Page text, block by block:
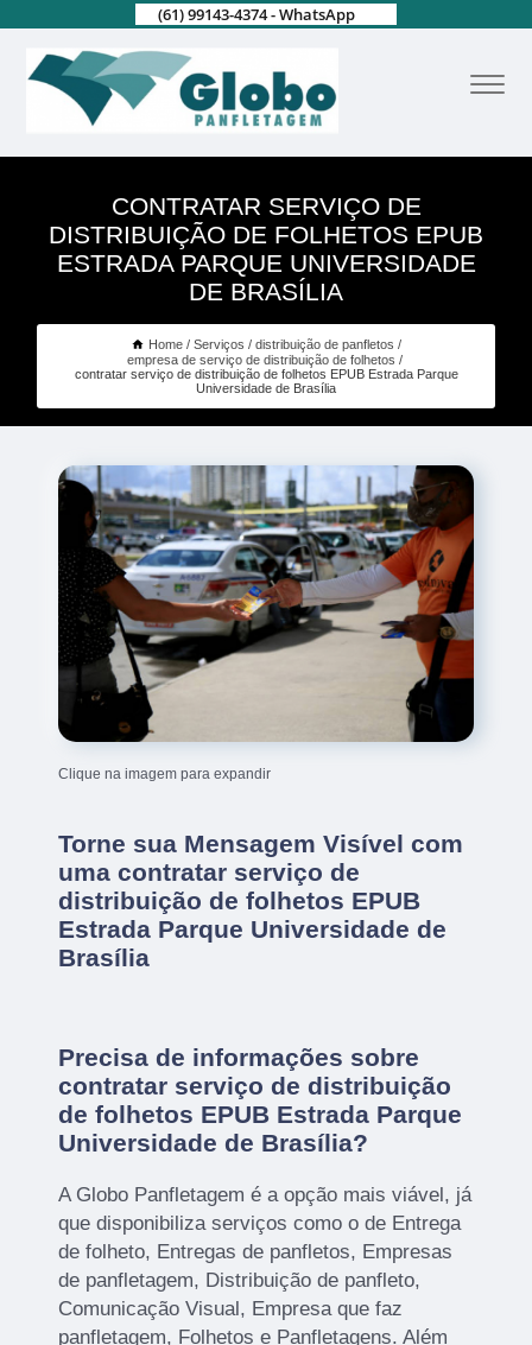
(61) 99143-4374 - WhatsApp
CONTRATAR SERVIÇO DE
DISTRIBUIÇÃO DE FOLHETOS EPUB
ESTRADA PARQUE UNIVERSIDADE
DE BRASÍLIA
Home Serviços
distribuição de panfletos
empresa de serviço de distribuição de folhetos
contratar serviço de distribuição de folhetos EPUB Estrada Parque
Universidade de Brasília
Clique na imagem para expandir
Torne sua Mensagem Visível com
uma contratar serviço de
distribuição de folhetos EPUB
Estrada Parque Universidade de
Brasília
Precisa de informações sobre
contratar serviço de distribuição
de folhetos EPUB Estrada Parque
Universidade de Brasília?
A Globo Panfletagem é a opção mais viável, já
que disponibiliza serviços como o de Entrega
de folheto, Entregas de panfletos, Empresas
de panfletagem, Distribuição de panfleto,
Comunicação Visual, Empresa que faz
panfletagem, Folhetos e Panfletagens. Além